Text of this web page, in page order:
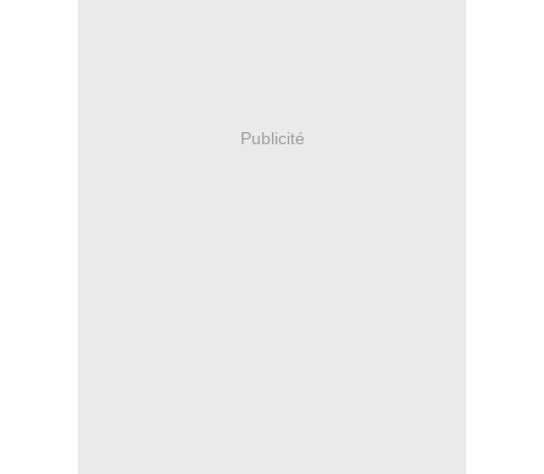
Publicité